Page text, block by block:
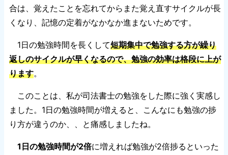
合は、覚えたことを忘れてからまた覚え直すサイクルが長
くなり、記憶の定着がなかなか進まないためです。
1日の勉強時間を長くして短期集中で勉強する方が繰り
返しのサイクルが早くなるので、勉強の効率は格段に上が
ります。
このことは、私が司法書士の勉強をした際に強く実感し
ました。1日の勉強時間が増えると、こんなにも勉強の捗
り方が違うのか、、と痛感しましたね。
1日の勉強時間が2倍に増えれば勉強が2倍捗るといった